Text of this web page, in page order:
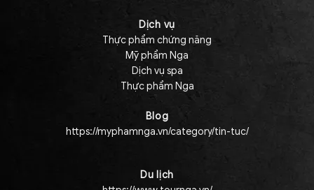
Dịch vụ
Thực phẩm chứng năng
Mỹ phẩm Nga
Dịch vụ spa
Thực phẩm Nga
Blog
https://myphamnga.vn/category/tin-tuc/
Du lịch